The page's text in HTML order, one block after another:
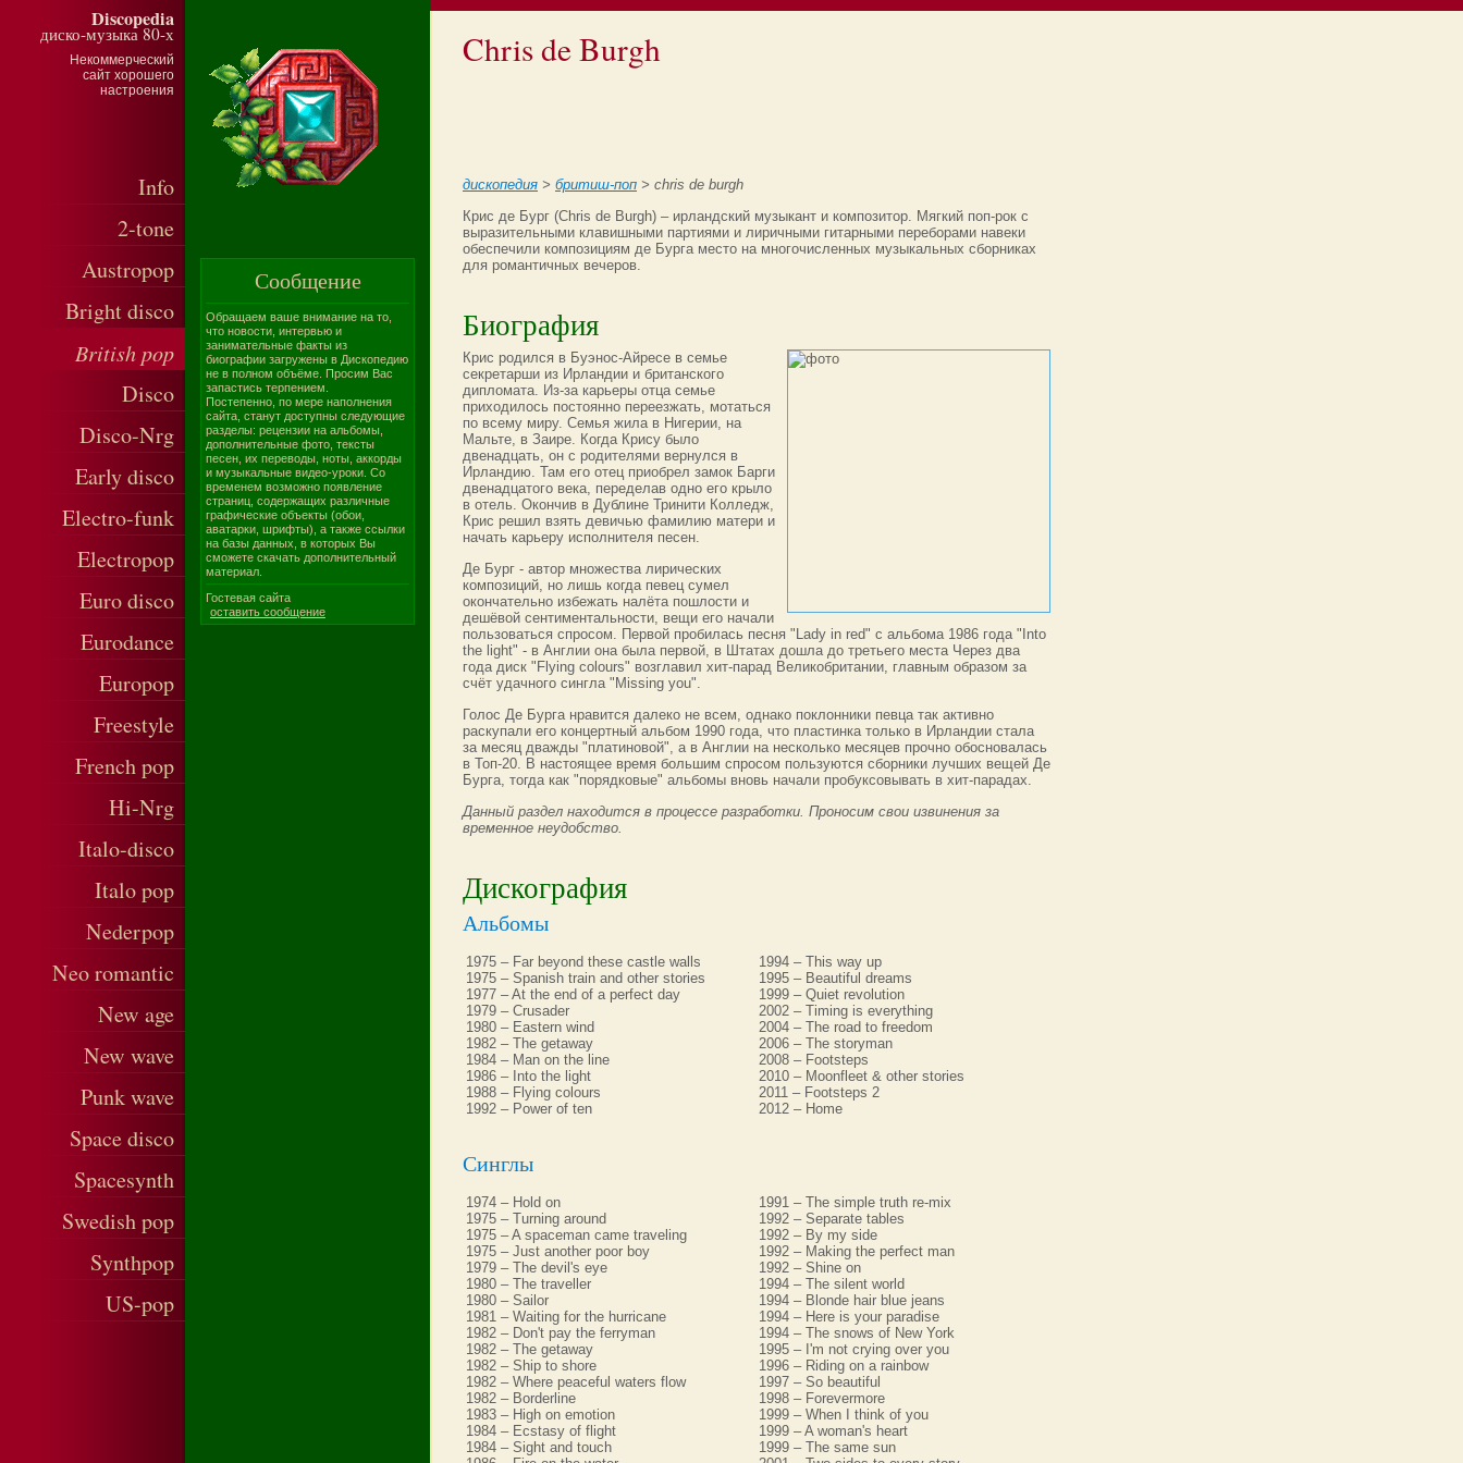
Discopedia
диско-музыка 80-х
Некоммерческий
сайт хорошего
настроения
Info
2-tone
Austropop
Bright disco
British pop
Disco
Disco-Nrg
Early disco
Electro-funk
Electropop
Euro disco
Eurodance
Europop
Freestyle
French pop
Hi-Nrg
Italo-disco
Italo pop
Nederpop
Neo romantic
New age
New wave
Punk wave
Space disco
Spacesynth
Swedish pop
Synthpop
US-pop
Сообщение
Обращаем ваше внимание на то,
что новости, интервью и
занимательные факты из
биографии загружены в Дископедию
не в полном объёме. Просим Вас
запастись терпением.
Постепенно, по мере наполнения
сайта, станут доступны следующие
разделы: рецензии на альбомы,
дополнительные фото, тексты
песен, их переводы, ноты, аккорды
и музыкальные видео-уроки. Со
временем возможно появление
страниц, содержащих различные
графические объекты (обои,
аватарки, шрифты), а также ссылки
на базы данных, в которых Вы
сможете скачать дополнительный
материал.
Гостевая сайта
оставить сообщение
Chris de Burgh
дископедия > бритиш-поп > chris de burgh
Крис де Бург (Chris de Burgh) – ирландский музыкант и композитор. Мягкий поп-рок с
выразительными клавишными партиями и лиричными гитарными переборами навеки
обеспечили композициям де Бурга место на многочисленных музыкальных сборниках
для романтичных вечеров.
Биография
Крис родился в Буэнос-Айресе в семье
секретарши из Ирландии и британского
дипломата. Из-за карьеры отца семье
приходилось постоянно переезжать, мотаться
по всему миру. Семья жила в Нигерии, на
Мальте, в Заире. Когда Крису было
двенадцать, он с родителями вернулся в
Ирландию. Там его отец приобрел замок Барги
двенадцатого века, переделав одно его крыло
в отель. Окончив в Дублине Тринити Колледж,
Крис решил взять девичью фамилию матери и
начать карьеру исполнителя песен.
Де Бург - автор множества лирических
композиций, но лишь когда певец сумел
окончательно избежать налёта пошлости и
дешёвой сентиментальности, вещи его начали
пользоваться спросом. Первой пробилась песня "Lady in red" с альбома 1986 года "Into
the light" - в Англии она была первой, в Штатах дошла до третьего места Через два
года диск "Flying colours" возглавил хит-парад Великобритании, главным образом за
счёт удачного сингла "Missing you".
Голос Де Бурга нравится далеко не всем, однако поклонники певца так активно
раскупали его концертный альбом 1990 года, что пластинка только в Ирландии стала
за месяц дважды "платиновой", а в Англии на несколько месяцев прочно обосновалась
в Топ-20. В настоящее время большим спросом пользуются сборники лучших вещей Де
Бурга, тогда как "порядковые" альбомы вновь начали пробуксовывать в хит-парадах.
Данный раздел находится в процессе разработки. Проносим свои извинения за
временное неудобство.
Дискография
Альбомы
1975 – Far beyond these castle walls
1975 – Spanish train and other stories
1977 – At the end of a perfect day
1979 – Crusader
1980 – Eastern wind
1982 – The getaway
1984 – Man on the line
1986 – Into the light
1988 – Flying colours
1992 – Power of ten
1994 – This way up
1995 – Beautiful dreams
1999 – Quiet revolution
2002 – Timing is everything
2004 – The road to freedom
2006 – The storyman
2008 – Footsteps
2010 – Moonfleet & other stories
2011 – Footsteps 2
2012 – Home
Синглы
1974 – Hold on
1975 – Turning around
1975 – A spaceman came traveling
1975 – Just another poor boy
1979 – The devil's eye
1980 – The traveller
1980 – Sailor
1981 – Waiting for the hurricane
1982 – Don't pay the ferryman
1982 – The getaway
1982 – Ship to shore
1982 – Where peaceful waters flow
1982 – Borderline
1983 – High on emotion
1984 – Ecstasy of flight
1984 – Sight and touch
1991 – The simple truth re-mix
1992 – Separate tables
1992 – By my side
1992 – Making the perfect man
1992 – Shine on
1994 – The silent world
1994 – Blonde hair blue jeans
1994 – Here is your paradise
1994 – The snows of New York
1995 – I'm not crying over you
1996 – Riding on a rainbow
1997 – So beautiful
1998 – Forevermore
1999 – When I think of you
1999 – A woman's heart
1999 – The same sun